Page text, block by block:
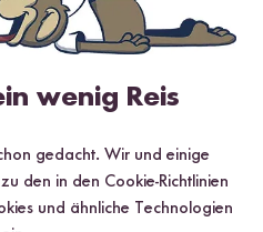
5 Fragen
wenig Reis
gedacht. Wir und einige
den in den Cookie-Richtlinien
und ähnliche Technologien